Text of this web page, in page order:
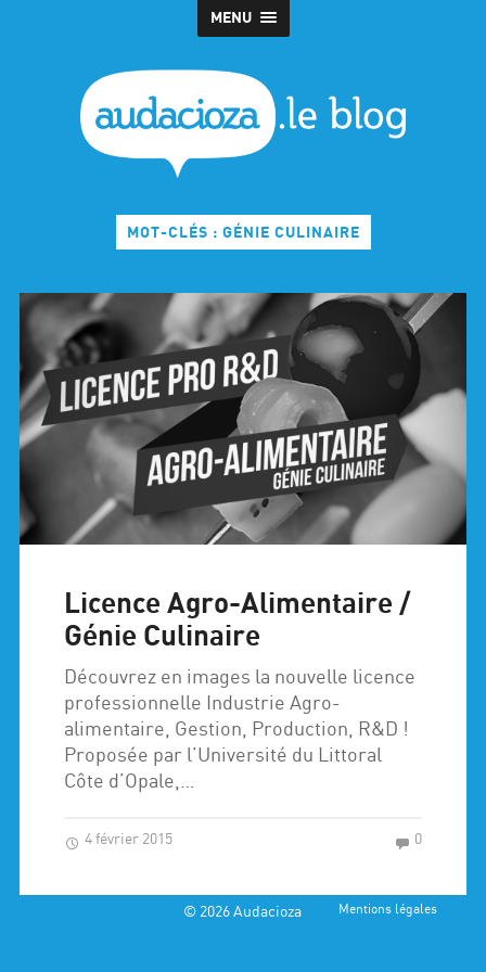
MENU
MOT-CLÉS : GÉNIE CULINAIRE
Licence Agro-Alimentaire /
Génie Culinaire
Découvrez en images la nouvelle licence
professionnelle Industrie Agro-
alimentaire, Gestion, Production, R&D !
Proposée par l’Université du Littoral
Côte d’Opale,…
4 février 2015 0
© 2026Audacioza Mentions légales